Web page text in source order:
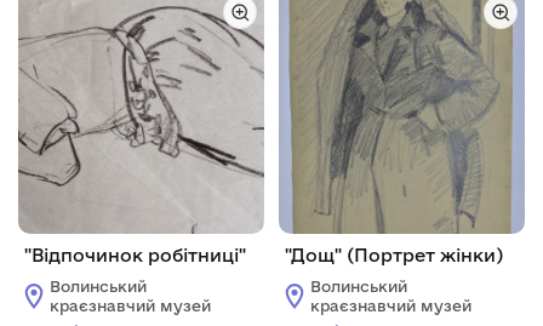
"Відпочинок робітниці"
Волинський
краєзнавчий музей
"Дощ" (Портрет жінки)
Волинський
краєзнавчий музей